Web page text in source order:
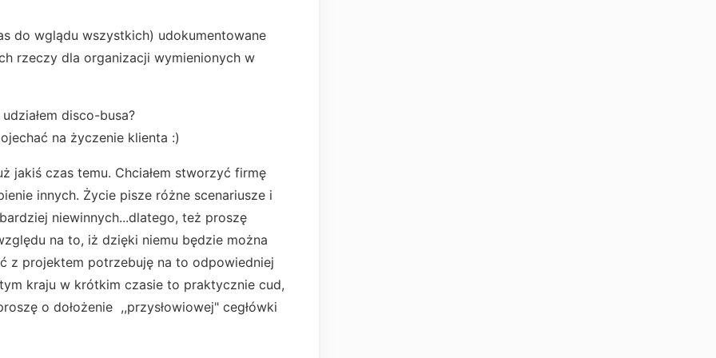
do wglądu wszystkich) udokumentowane
rzeczy dla organizacji wymienionych w
disco-busa?
na życzenie klienta :)
jakiś czas temu. Chciałem stworzyć firmę
innych. Życie pisze różne scenariusze i
niewinnych...dlatego, też proszę
na to, iż dzięki niemu będzie można
z projektem potrzebuję na to odpowiedniej
kraju w krótkim czasie to praktycznie cud,
o dołożenie ,,przysłowiowej" cegłówki